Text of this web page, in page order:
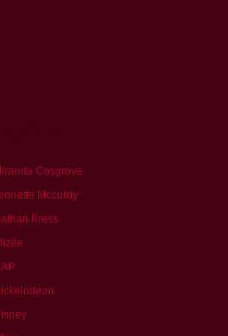
Cosgrove
Mccurdy
Kress